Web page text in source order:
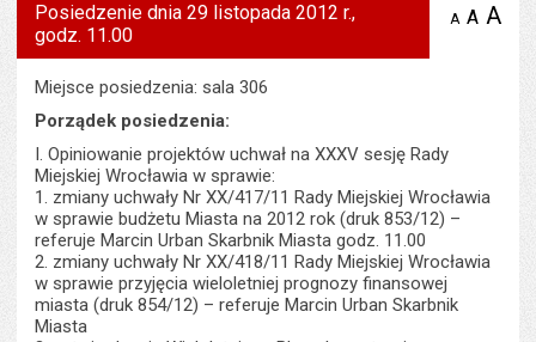
Posiedzenie dnia 29 listopada 2012 r.,
godz. 11.00
A zmniejsz
A A
Miejsce posiedzenia: sala 306
Porządek posiedzenia:
I. Opiniowanie projektów uchwał na XXXV sesję Rady
Miejskiej Wrocławia w sprawie:
1. zmiany uchwały Nr XX/417/11 Rady Miejskiej Wrocławia
w sprawie budżetu Miasta na 2012 rok (druk 853/12) –
referuje Marcin Urban Skarbnik Miasta godz. 11.00
2. zmiany uchwały Nr XX/418/11 Rady Miejskiej Wrocławia
w sprawie przyjęcia wieloletniej prognozy finansowej
miasta (druk 854/12) – referuje Marcin Urban Skarbnik
Miasta